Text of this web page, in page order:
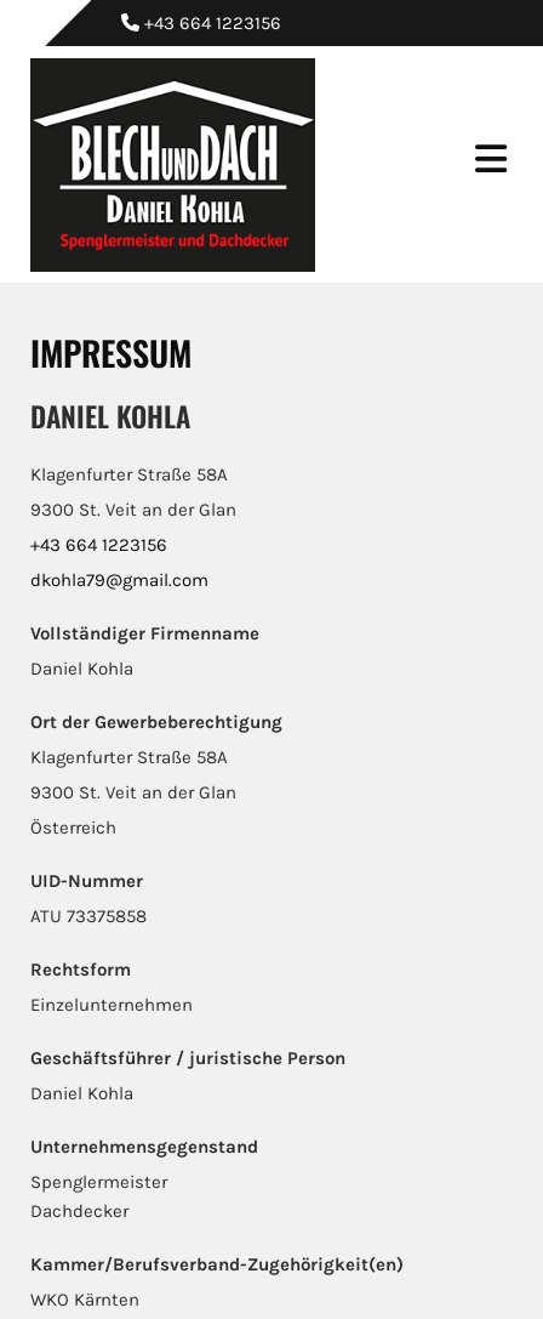
 +43 664 1223156
IMPRESSUM
DANIEL KOHLA
Klagenfurter Straße 58A
9300 St. Veit an der Glan
+43 664 1223156
dkohla79@gmail.com
Vollständiger Firmenname
Daniel Kohla
Ort der Gewerbeberechtigung
Klagenfurter Straße 58A
9300 St. Veit an der Glan
Österreich
UID-Nummer
ATU 73375858
Rechtsform
Einzelunternehmen
Geschäftsführer / juristische Person
Daniel Kohla
Unternehmensgegenstand
Spenglermeister
Dachdecker
Kammer/Berufsverband-Zugehörigkeit(en)
WKO Kärnten